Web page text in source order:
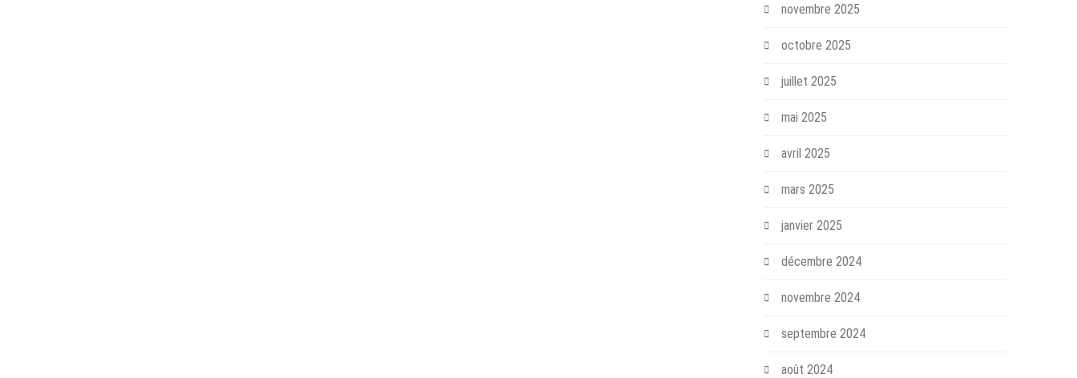
novembre 2025
octobre 2025
juillet 2025
mai 2025
avril 2025
mars 2025
janvier 2025
décembre 2024
novembre 2024
septembre 2024
août 2024